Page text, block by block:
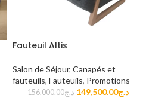
Fauteuil Altis
Salon de Séjour, Canapés et
fauteuils, Fauteuils, Promotions
د.ج156,000.00 د.ج149,500.00